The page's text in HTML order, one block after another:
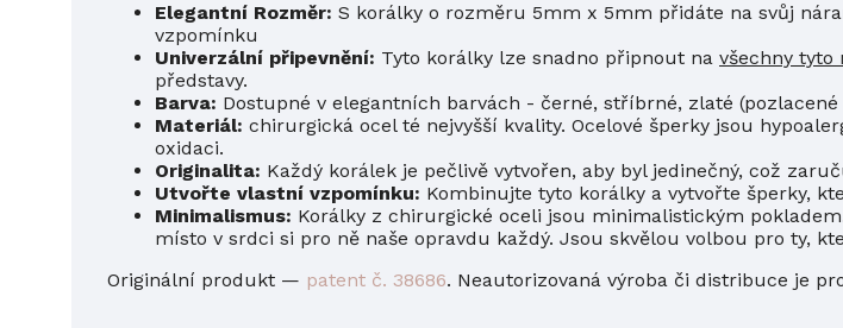
Elegantní Rozměr: S korálky o rozměru 5mm x 5mm přidáte na svůj
vzpomínku
Univerzální připevnění: Tyto korálky lze snadno připnout na všechny tyto
představy.
Barva: Dostupné v elegantních barvách - černé, stříbrné, zlaté (pozlacené
Materiál: chirurgická ocel té nejvyšší kvality. Ocelové šperky jsou
oxidaci.
Originalita: Každý korálek je pečlivě vytvořen, aby byl jedinečný, což
Utvořte vlastní vzpomínku: Kombinujte tyto korálky a vytvořte šperky,
Minimalismus: Korálky z chirurgické oceli jsou minimalistickým
místo v srdci si pro ně naše opravdu každý. Jsou skvělou volbou pro ty,
Originální produkt — patent č. 38686. Neautorizovaná výroba či distribuce je